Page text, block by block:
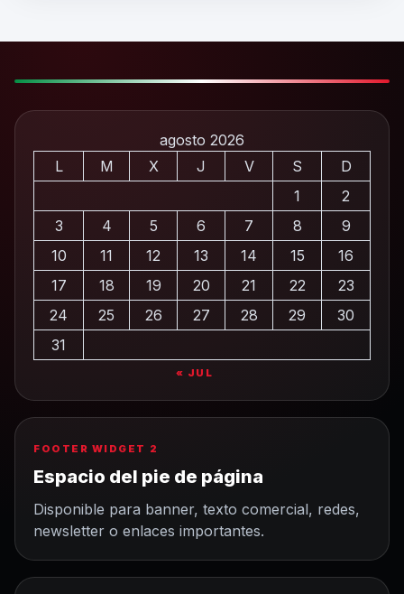
agosto 2026
L
M X J V S
D
1
2
3
4 5 6 7 8
9
10
11 12 13 14 15
16
17
18 19 20 21 22
23
24
25 26 27 28 29
30
31
« JUL
FOOTER WIDGET 2
Espacio del pie de página
Disponible para banner, texto comercial, redes,
newsletter o enlaces importantes.